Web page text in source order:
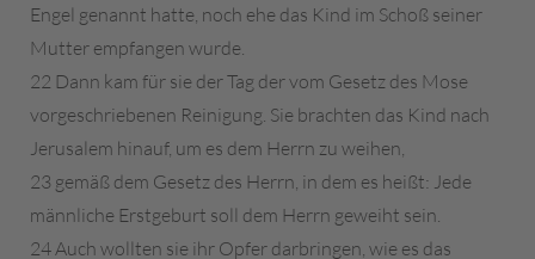
Engel genannt hatte, noch ehe das Kind im Schoß seiner
Mutter empfangen wurde.
22 Dann kam für sie der Tag der vom Gesetz des Mose
vorgeschriebenen Reinigung. Sie brachten das Kind nach
Jerusalem hinauf, um es dem Herrn zu weihen,
23 gemäß dem Gesetz des Herrn, in dem es heißt: Jede
männliche Erstgeburt soll dem Herrn geweiht sein.
24 Auch wollten sie ihr Opfer darbringen, wie es das